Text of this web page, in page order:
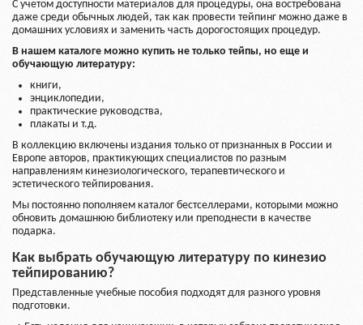
С учетом доступности материалов для процедуры, она востребована
даже среди обычных людей, так как провести тейпинг можно даже в
домашних условиях и заменить часть дорогостоящих процедур.
В нашем каталоге можно купить не только тейпы, но еще и
обучающую литературу:
книги,
энциклопедии,
практические руководства,
плакаты и т.д.
В коллекцию включены издания только от признанных в России и
Европе авторов, практикующих специалистов по разным
направлениям кинезиологического, терапевтического и
эстетического тейпирования.
Мы постоянно пополняем каталог бестселлерами, которыми можно
обновить домашнюю библиотеку или преподнести в качестве
подарка.
Как выбрать обучающую литературу по кинезио
тейпированию?
Представленные учебные пособия подходят для разного уровня
подготовки.